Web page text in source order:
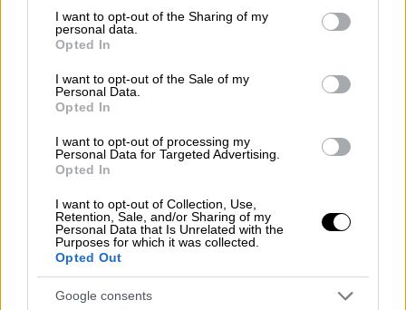
not limited to your visit or usage behaviour. You may click to
grant or deny consent to Google and its third-party tags to
use your data for below specified purposes in below Google
consent section.
I want to opt-out of the Sharing of my
personal data.
Opted In
I want to opt-out of the Sale of my
Personal Data.
Opted In
I want to opt-out of processing my
Personal Data for Targeted Advertising.
Opted In
I want to opt-out of Collection, Use,
Retention, Sale, and/or Sharing of my
Personal Data that Is Unrelated with the
Purposes for which it was collected.
Opted Out
Google consents
video
«Συνήθως η Ανταρκτική είναι διαρκώς
σκοτεινή κατά τα μέσα του χειμώνα, με
εμφανίζεται το μεσημέρι» δήλωσε ο Stuart
Shaw, ο οποίος εργάζεται στο Ινστιτούτο
Ανταρκτική Νέας Ζηλανδίας, μιλώντας στον
βρετανικό Guardian.